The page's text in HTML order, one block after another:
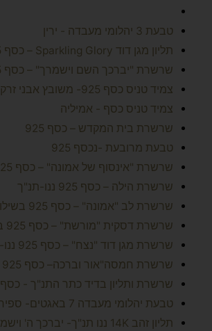
טבעת 3 יהלומי מעבדה - ירין
תליון מגן דוד Sparkling Glory – כסף 925
שרשרת "יברכך השם וישמרך" – כסף 925
צמיד טניס כסף 925- משובץ אבני זרקוניה
צמיד טניס כסף - אמיליה
שרשרת בית המקדש – כסף 925
טבעת מרובעת -נכסף 925
שרשרת "אינסוף של אמונה" – כסף 925 ננו-תנ"ך
​שרשרת הילה – כסף 925 ננו-תנ"ך
שרשרת לב "אמונה" – כסף 925 בשילוב ננו-תנ"ך
​שרשרת דסקית "מורשת" – כסף 925 בשילוב ננו-תנ"ך
​שרשרת מגן דוד "נצח" – כסף 925 ננו-תנ"ך
שרשרת חמסה"אור וברכה– כסף 925 בשילוב ננו-תנ"ך
שרשרת ותליון בדיד כתר התנ"ך - כסף 925
טבעת יהלומי מעבדה 7 באגטים- ספיר
תליון זהב 14K ננו תנ"ך- יברכך ה' וישמרך